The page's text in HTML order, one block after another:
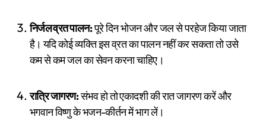
निर्जल व्रत पालन:पूरे दिन भोजन और जल से परहेज किया जाता
है। यदि कोई व्यक्ति इस व्रत का पालन नहीं कर सकता तो उसे
कम से कम जल का सेवन करना चाहिए।
रात्रि जागरण:संभव हो तो एकादशी की रात जागरण करें और
भगवान विष्णु के भजन-कीर्तन में भाग लें।